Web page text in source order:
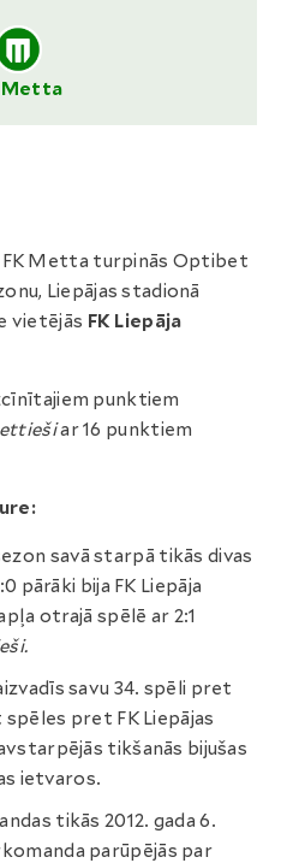
Metta
FK Metta turpinās Optibet
Liepājas stadionā
vietējās FK Liepāja
punktiem
ar 16 punktiem
savā starpā tikās divas
pārāki bija FK Liepāja
otrajā spēlē ar 2:1
savu 34. spēli pret
pret FK Liepājas
tikšanās bijušas
ietvaros.
tikās 2012. gada 6.
parūpējās par